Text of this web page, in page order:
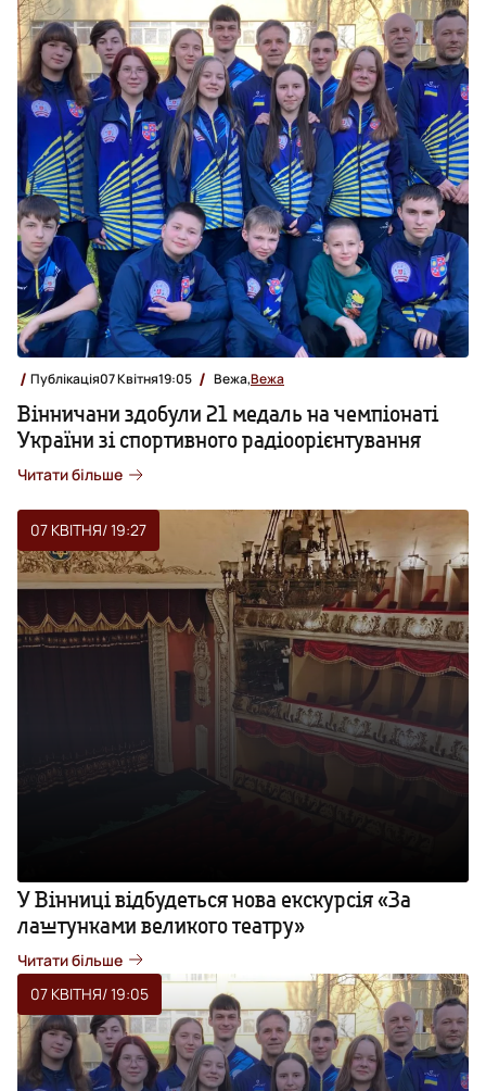
Публікація07 Квітня19:05 Вежа,Вежа
Вінничани здобули 21 медаль на чемпіонаті
України зі спортивного радіоорієнтування
Читати більше
07 КВІТНЯ/ 19:27
У Вінниці відбудеться нова екскурсія «За
лаштунками великого театру»
Читати більше
07 КВІТНЯ/ 19:05